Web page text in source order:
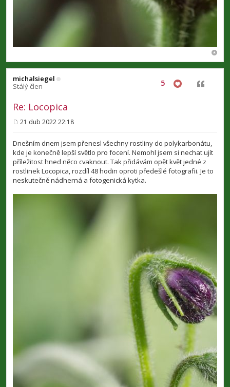
michalsiegel
Stálý člen
Re: Locopica
5 Citovat
ř
í
s
p
ě
v
e
k
21 dub 2022 22:18
Dnešním dnem jsem přenesl všechny rostliny do polykarbonátu,
kde je konečně lepší světlo pro focení. Nemohl jsem si nechat ujít
příležitost hned něco cvaknout. Tak přidávám opět květ jedné z
rostlinek Locopica, rozdíl 48 hodin oproti předešlé fotografii. Je to
neskutečně nádherná a fotogenická kytka.